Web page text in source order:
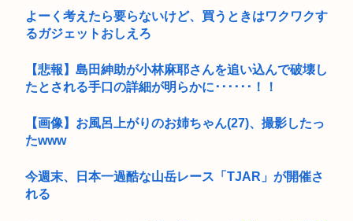
よーく考えたら要らないけど、買うときはワクワクす
るガジェットおしえろ
【悲報】島田紳助が小林麻耶さんを追い込んで破壊し
たとされる手口の詳細が明らかに･･････！！
【画像】お風呂上がりのお姉ちゃん(27)、撮影したっ
たwww
今週末、日本一過酷な山岳レース「TJAR」が開催さ
れる